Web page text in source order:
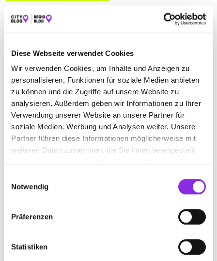
Diese Webseite verwendet Cookies
Wir verwenden Cookies, um Inhalte und Anzeigen zu
personalisieren, Funktionen für soziale Medien anbieten
zu können und die Zugriffe auf unsere Website zu
analysieren. Außerdem geben wir Informationen zu Ihrer
Verwendung unserer Website an unsere Partner für
soziale Medien, Werbung und Analysen weiter. Unsere
Partner führen diese Informationen möglicherweise mit
weiteren Daten zusammen, die Sie ihnen bereitgestellt
Notwendig
Präferenzen
Statistiken
ALLE AUTO & VERKEHR
ÄMTER & BEHÖRDEN
ESSEN & TRINKEN
RECHT & GELD
REISEN & ÜBERNACHTEN
SERVICE & DIENSTLEISTUNGEN
SPORT & FREIZEIT